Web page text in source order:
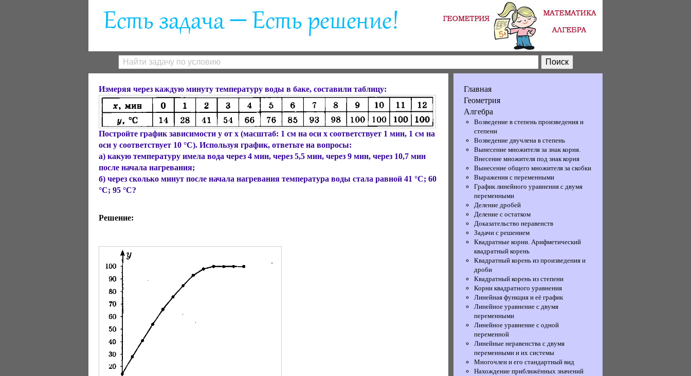
Измеряя через каждую минуту температуру воды в баке, составили таблицу:
Постройте график зависимости у от х (масштаб: 1 см на оси х соответствует 1 мин, 1 см на
оси у соответствует 10 °С). Используя график, ответьте на вопросы:
а) какую температуру имела вода через 4 мин, через 5,5 мин, через 9 мин, через 10,7 мин
после начала нагревания;
б) через сколько минут после начала нагревания температура воды стала равной 41 °С; 60
°С; 95 °С?
Решение:
Главная
Геометрия
Алгебра
Возведение в степень произведения и
степени
Возведение двучлена в степень
Вынесение множителя за знак корня.
Внесение множителя под знак корня
Вынесение общего множителя за скобки
Выражения с переменными
График линейного уравнения с двумя
переменными
Деление дробей
Деление с остатком
Доказательство неравенств
Задачи с решением
Квадратные корни. Арифметический
квадратный корень
Квадратный корень из произведения и
дроби
Квадратный корень из степени
Корни квадратного уравнения
Линейная функция и её график
Линейное уравнение с двумя
переменными
Линейное уравнение с одной
переменной
Линейные неравенства с двумя
переменными и их системы
Многочлен и его стандартный вид
Нахождение приближённых значений